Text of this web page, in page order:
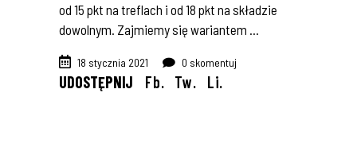
od 15 pkt na treflach i od 18 pkt na składzie
dowolnym. Zajmiemy się wariantem
18 stycznia 2021 0 skomentuj
UDOSTĘPNIJ Fb. Tw. Li.